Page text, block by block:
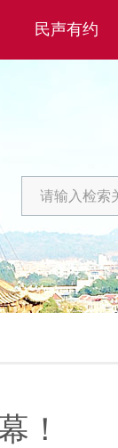
民声有约
！